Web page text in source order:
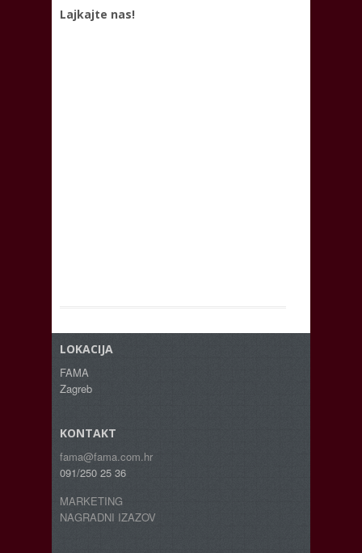
Lajkajte nas!
LOKACIJA
FAMA
Zagreb
KONTAKT
fama@fama.com.hr
091/250 25 36
MARKETING
NAGRADNI IZAZOV